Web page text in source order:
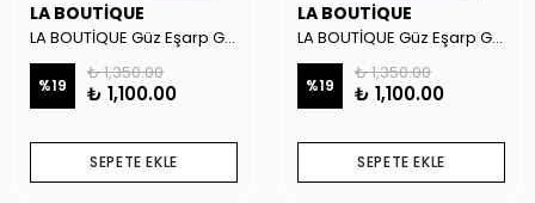
LA BOUTİQUE
LA BOUTİQUE Güz Eşarp GYSE262908
%19
₺ 1,350.00
₺ 1,100.00
SEPETE EKLE
LA BOUTİQUE
LA BOUTİQUE Güz Eşarp GYSE130804
%19
₺ 1,350.00
₺ 1,100.00
SEPETE EKLE